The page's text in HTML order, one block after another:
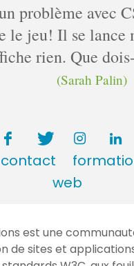
problème avec
le jeu! Il se lance
rien. Que
(Sarah Palin)
contact
web
est une
de sites et